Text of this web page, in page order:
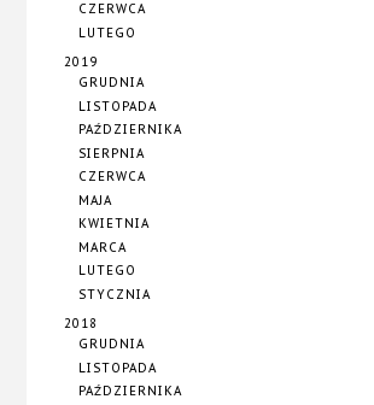
CZERWCA
LUTEGO
2019
GRUDNIA
LISTOPADA
PAŹDZIERNIKA
SIERPNIA
CZERWCA
MAJA
KWIETNIA
MARCA
LUTEGO
STYCZNIA
2018
GRUDNIA
LISTOPADA
PAŹDZIERNIKA